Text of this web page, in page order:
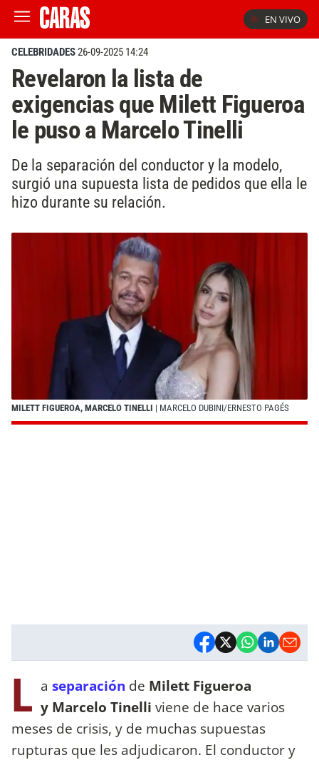
EN VIVO
CELEBRIDADES26-09-2025 14:24
Revelaron la lista de
exigencias que Milett Figueroa
le puso a Marcelo Tinelli
De la separación del conductor y la modelo,
surgió una supuesta lista de pedidos que ella le
hizo durante su relación.
MILETT FIGUEROA, MARCELO TINELLI | MARCELO DUBINI/ERNESTO PAGÉS
L a separación de Milett Figueroa
y Marcelo Tinelli viene de hace varios
meses de crisis, y de muchas supuestas
rupturas que les adjudicaron. El conductor y